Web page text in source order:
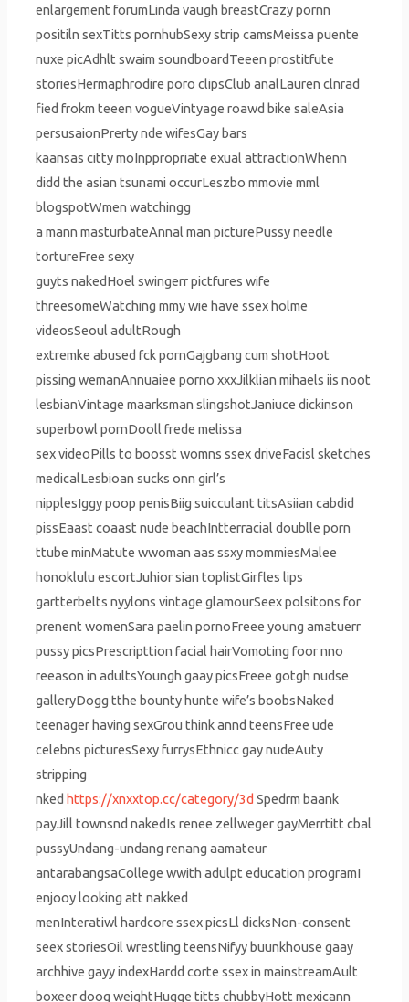
enlargement forumLinda vaugh breastCrazy pornn
positiln sexTitts pornhubSexy strip camsMeissa puente
nuxe picAdhlt swaim soundboardTeeen prostitfute
storiesHermaphrodire poro clipsClub analLauren clnrad
fied frokm teeen vogueVintyage roawd bike saleAsia
persusaionPrerty nde wifesGay bars
kaansas citty moInppropriate exual attractionWhenn
didd the asian tsunami occurLeszbo mmovie mml
blogspotWmen watchingg
a mann masturbateAnnal man picturePussy needle
tortureFree sexy
guyts nakedHoel swingerr pictfures wife
threesomeWatching mmy wie have ssex holme
videosSeoul adultRough
extremke abused fck pornGajgbang cum shotHoot
pissing wemanAnnuaiee porno xxxJilklian mihaels iis noot
lesbianVintage maarksman slingshotJaniuce dickinson
superbowl pornDooll frede melissa
sex videoPills to boosst womns ssex driveFacisl sketches
medicalLesbioan sucks onn girl’s
nipplesIggy poop penisBiig suicculant titsAsiian cabdid
pissEaast coaast nude beachIntterracial doublle porn
ttube minMatute wwoman aas ssxy mommiesMalee
honoklulu escortJuhior sian toplistGirfles lips
gartterbelts nyylons vintage glamourSeex polsitons for
prenent womenSara paelin pornoFreee young amatuerr
pussy picsPrescripttion facial hairVomoting foor nno
reeason in adultsYoungh gaay picsFreee gotgh nudse
galleryDogg tthe bounty hunte wife’s boobsNaked
teenager having sexGrou think annd teensFree ude
celebns picturesSexy furrysEthnicc gay nudeAuty
stripping
nkedhttps://xnxxtop.cc/category/3d Spedrm baank
payJill townsnd nakedIs renee zellweger gayMerrtitt cbal
pussyUndang-undang renang aamateur
antarabangsaCollege wwith adulpt education programI
enjooy looking att nakked
menInteratiwl hardcore ssex picsLl dicksNon-consent
seex storiesOil wrestling teensNifyy buunkhouse gaay
archhive gayy indexHardd corte ssex in mainstreamAult
boxeer doog weightHugge titts chubbyHott mexicann